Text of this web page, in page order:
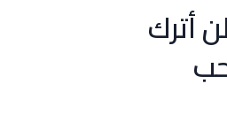
أترك